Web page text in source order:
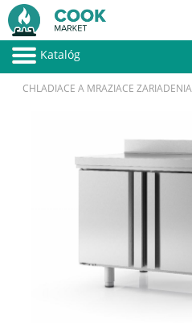
Katalóg
CHLADIACE A MRAZIACE ZARIADENIA